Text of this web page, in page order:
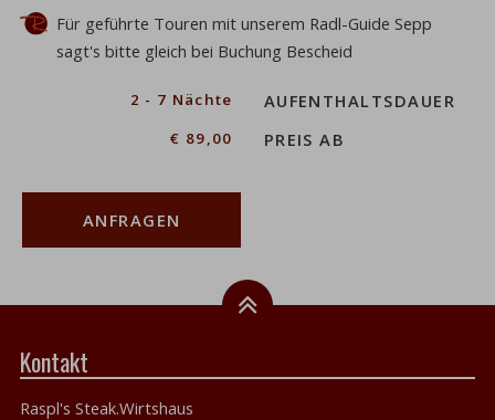
Für geführte Touren mit unserem Radl-Guide Sepp
sagt's bitte gleich bei Buchung Bescheid
AUFENTHALTSDAUER
2 - 7 Nächte
PREIS AB
€ 89,00
ANFRAGEN
Kontakt
Raspl's Steak.Wirtshaus